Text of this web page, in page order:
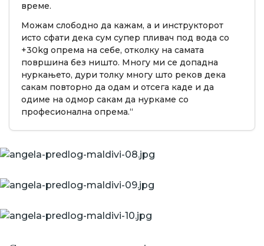
време.
Можам слободно да кажам, а и инструкторот
исто сфати дека сум супер пливач под вода со
+30kg опрема на себе, отколку на самата
површина без ништо. Многу ми се допадна
нуркањето, дури толку многу што реков дека
сакам повторно да одам и отсега каде и да
одиме на одмор сакам да нуркаме со
професионална опрема.“